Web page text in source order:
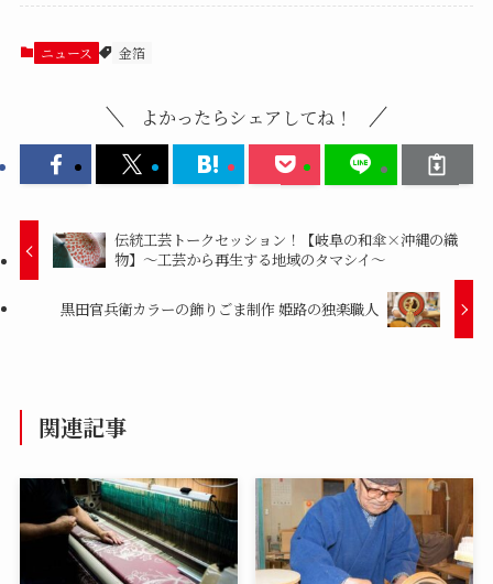
ニュース 金箔
よかったらシェアしてね！
伝統工芸トークセッション！【岐阜の和傘×沖縄の織
物】〜工芸から再生する地域のタマシイ〜
黒田官兵衛カラーの飾りごま制作 姫路の独楽職人
関連記事